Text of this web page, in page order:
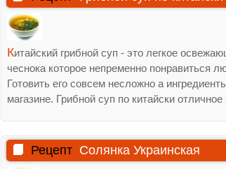
Китайский грибной суп - это легкое
чеснока которое непременно понравиться
Готовить его совсем несложно а
магазине. Грибной суп по китайски
Рецепт Солянка Украинская